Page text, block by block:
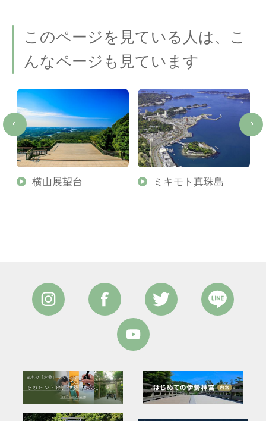
このページを見ている人は、こ
んなページも見ています
横山展望台 ミキモト真珠島